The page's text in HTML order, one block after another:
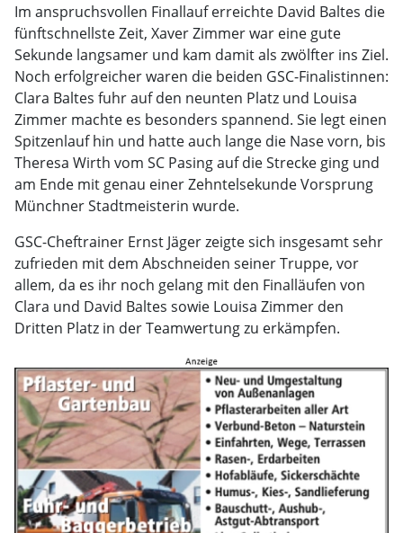
Im anspruchsvollen Finallauf erreichte David Baltes die
fünftschnellste Zeit, Xaver Zimmer war eine gute
Sekunde langsamer und kam damit als zwölfter ins Ziel.
Noch erfolgreicher waren die beiden GSC-Finalistinnen:
Clara Baltes fuhr auf den neunten Platz und Louisa
Zimmer machte es besonders spannend. Sie legt einen
Spitzenlauf hin und hatte auch lange die Nase vorn, bis
Theresa Wirth vom SC Pasing auf die Strecke ging und
am Ende mit genau einer Zehntelsekunde Vorsprung
Münchner Stadtmeisterin wurde.
GSC-Cheftrainer Ernst Jäger zeigte sich insgesamt sehr
zufrieden mit dem Abschneiden seiner Truppe, vor
allem, da es ihr noch gelang mit den Finalläufen von
Clara und David Baltes sowie Louisa Zimmer den
Dritten Platz in der Teamwertung zu erkämpfen.